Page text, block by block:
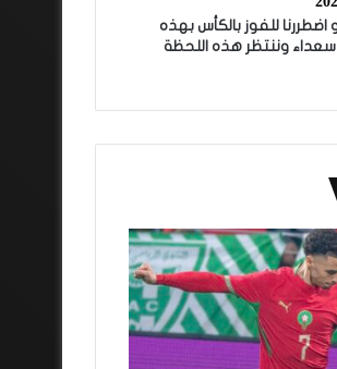
للفوز بالكأس بهذه
وننتظر هذه اللحظة